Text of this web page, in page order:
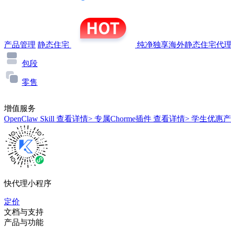
产品管理 静态住宅 纯净独享海外静态住宅代
包段
零售
增值服务
OpenClaw Skill 查看详情> 专属Chorme插件 查看详情> 学生优惠
快代理小程序
定价
文档与支持
产品与功能